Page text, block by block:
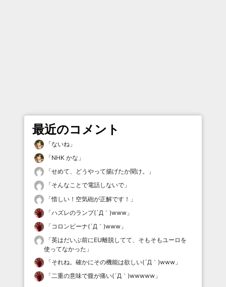
最近のコメント
「ないね 」
「NHK かな 」
「せめて、どうやって揚げたか聞け。
」
「そんなことで電話しないで 」
「惜しい！空気砲が正解です！ 」
「ハズレのランプ(´Д｀)www 」
「 コロンビーナ(´Д｀)www 」
「英はだいぶ前にEU離脱してて、そもそもユーロを
使ってなかった 」
「それね。確かにその機能は欲しい(´Д｀)www 」
「二重の意味で腹が痛い(´Д｀)wwwww 」